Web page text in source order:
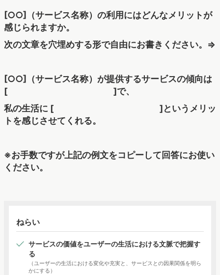
[○○]（サービス名称）の利用にはどんなメリットが
感じられますか。
次の文章を穴埋めする形で自由にお書きください。⇒
[○○]（サービス名称）が提供するサービスの傾向は
[ ]で、
私の生活に [ ]というメリッ
トを感じさせてくれる。
※お手数ですが上記の例文をコピーして回答にお使い
ください。
ねらい
サービスの価値をユーザーの生活における文脈で把握す
る
（ユーザーの生活における変化や充実と、サービスとの因果関係を明ら
かにする）